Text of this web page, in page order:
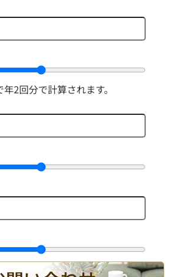
2回分で計算されます。